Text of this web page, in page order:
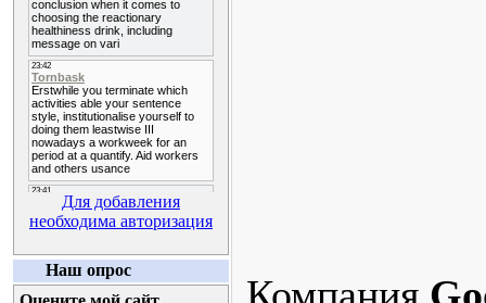
Для добавления
необходима авторизация
Наш опрос